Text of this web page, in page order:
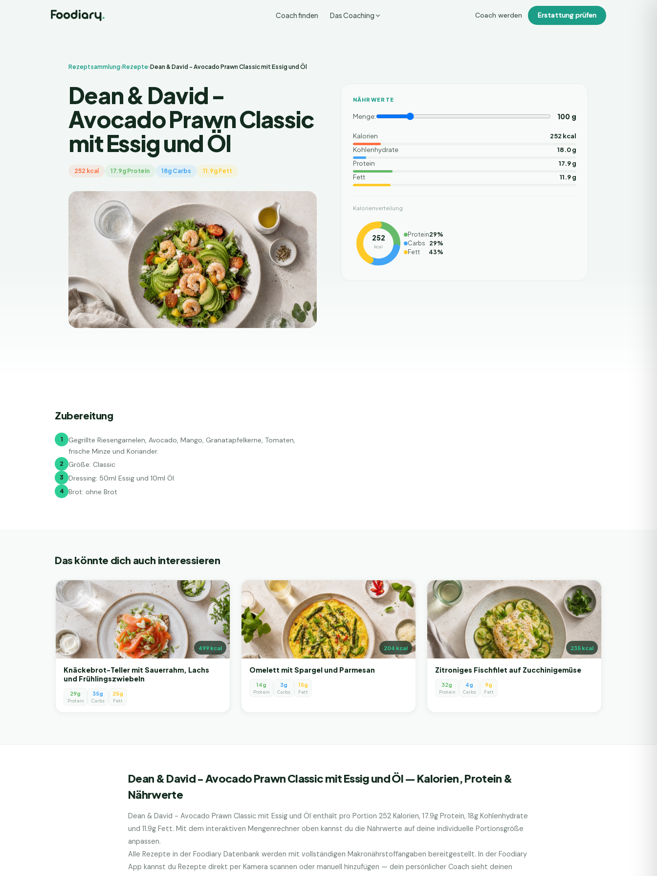
Coach finden Das Coaching Coach werden Erstattung prüfen
Rezeptsammlung›Rezepte›Dean & David - Avocado Prawn Classic mit Essig und Öl
Dean & David -
Avocado Prawn Classic
mit Essig und Öl
252 kcal 17.9g Protein 18g Carbs 11.9g Fett
NÄHRWERTE
Menge: 100g
Kalorien
252 kcal
Kohlenhydrate
18.0 g
Protein
17.9 g
Fett
11.9 g
Kalorienverteilung
252
kcal
Protein29%
Carbs
29%
Fett
43%
Zubereitung
1
Gegrillte Riesengarnelen, Avocado, Mango, Granatapfelkerne, Tomaten,
frische Minze und Koriander.
2 Größe: Classic
3 Dressing: 50ml Essig und 10ml Öl
4 Brot: ohne Brot
Das könnte dich auch interessieren
499kcal
Knäckebrot-Teller mit Sauerrahm, Lachs
und Frühlingszwiebeln
29g
Protein
35g
Carbs
25g
Fett
204 kcal
Omelett mit Spargel und Parmesan
14g
Protein
3g
Carbs
15g
Fett
235kcal
Zitroniges Fischfilet auf Zucchinigemüse
32g
Protein
4g
Carbs
9g
Fett
Dean & David - Avocado Prawn Classic mit Essig und Öl— Kalorien, Protein &
Nährwerte
Dean & David - Avocado Prawn Classic mit Essig und Öl enthält pro Portion 252 Kalorien, 17.9g Protein, 18g Kohlenhydrate
und 11.9g Fett. Mit dem interaktiven Mengenrechner oben kannst du die Nährwerte auf deine individuelle Portionsgröße
anpassen.
Alle Rezepte in der Foodiary Datenbank werden mit vollständigen Makronährstoffangaben bereitgestellt. In der Foodiary
App kannst du Rezepte direkt per Kamera scannen oder manuell hinzufügen — dein persönlicher Coach sieht deinen